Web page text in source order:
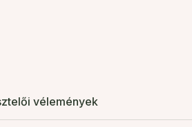
vélemények